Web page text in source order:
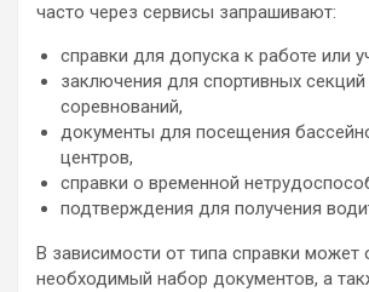
часто через сервисы запрашивают:
справки для допуска к работе или
заключения для спортивных секций
соревнований,
документы для посещения
центров,
справки о временной
подтверждения для получения
В зависимости от типа справки может
необходимый набор документов, а